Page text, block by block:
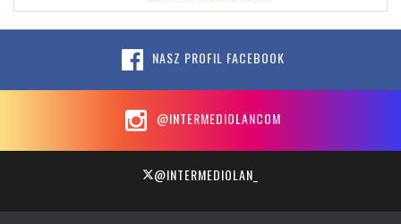
NASZ PROFIL FACEBOOK
@INTERMEDIOLANCOM
@INTERMEDIOLAN_